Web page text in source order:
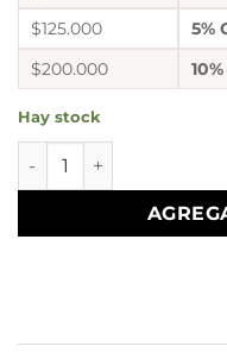
$125.000
5%
$200.000
Hay stock
a a pulsera nix 5